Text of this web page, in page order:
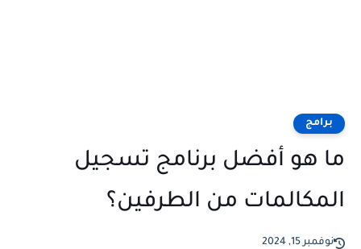
برامج
ما هو أفضل برنامج تسجيل
المكالمات من الطرفين؟
نوفمبر 15, 2024